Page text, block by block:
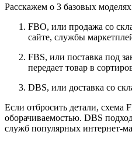
Расскажем о 3 базовых
FBO, или продажа со
сайте, службы
FBS, или поставка под
передает товар в
DBS, или доставка со
Если отбросить детали, схема
оборачиваемостью. DBS
служб популярных интернет-